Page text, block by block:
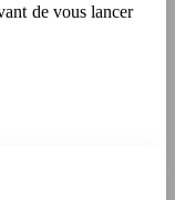
de vous lancer